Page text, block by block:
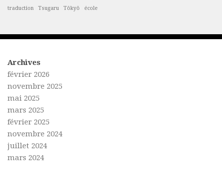
traduction
Tsugaru Tôkyô école
Archives
février 2026
novembre 2025
mai 2025
mars 2025
février 2025
novembre 2024
juillet 2024
mars 2024